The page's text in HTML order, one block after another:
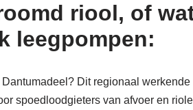
riool, of
leegpompen:
Dit regionaal
spoedloodgieters van afvoer en